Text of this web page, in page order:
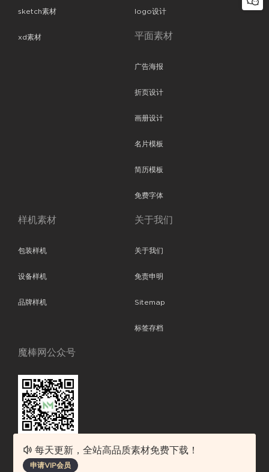
sketch素材
xd素材
logo设计
平面素材
广告海报
折页设计
画册设计
名片模板
简历模板
免费字体
样机素材
包装样机
设备样机
品牌样机
关于我们
关于我们
免责申明
Sitemap
标签存档
魔棒网公众号
魔棒网提供优质设计模板下载，分享优秀的设计。素材包含了APP设计、
每天更新，全站高品质素材免费下载！
申请VIP会员